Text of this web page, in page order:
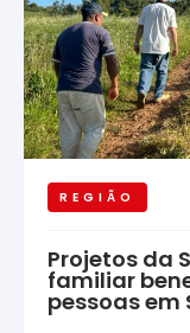
REGIÃO
Projetos da
familiar
pessoas em